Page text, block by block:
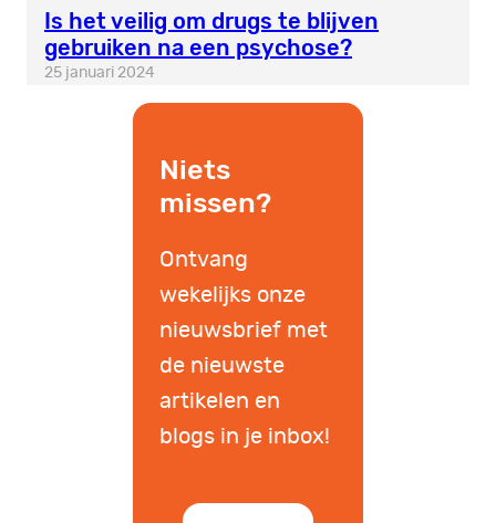
Is het veilig om drugs te blijven
gebruiken na een psychose?
25 januari 2024
Niets
missen?
Ontvang
wekelijks onze
nieuwsbrief met
de nieuwste
artikelen en
blogs in je inbox!